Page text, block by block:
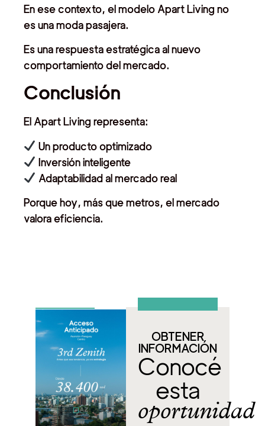
En ese contexto, el modelo Apart Living no
es una moda pasajera.
Es una respuesta estratégica al nuevo
comportamiento del mercado.
Conclusión
El Apart Living representa:
Un producto optimizado
Inversión inteligente
Adaptabilidad al mercado real
Porque hoy, más que metros, el mercado
valora eficiencia.
OBTENER
INFORMACIÓN
Conocé
esta
oportunidad